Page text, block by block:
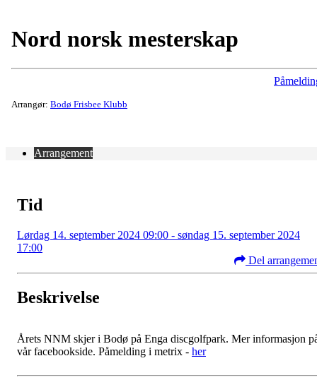
Nord norsk mesterskap
Arrangør: Bodø Frisbee Klubb
Arrangement
Tid
Lørdag 14. september 2024 09:00 - søndag 15. september 2024
17:00
Del
Beskrivelse
Årets NNM skjer i Bodø på Enga discgolfpark. Mer informasjon
vår facebookside. Påmelding i metrix - her